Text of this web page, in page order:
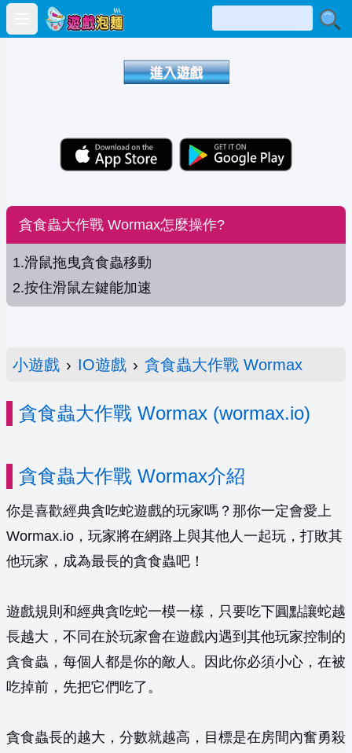
Open main menu
貪食蟲大作戰 Wormax怎麼操作?
1.滑鼠拖曳貪食蟲移動
2.按住滑鼠左鍵能加速
小遊戲 › IO遊戲 › 貪食蟲大作戰 Wormax
貪食蟲大作戰 Wormax (wormax.io)
貪食蟲大作戰 Wormax介紹
你是喜歡經典貪吃蛇遊戲的玩家嗎？那你一定會愛上
Wormax.io，玩家將在網路上與其他人一起玩，打敗其
他玩家，成為最長的貪食蟲吧！
遊戲規則和經典貪吃蛇一模一樣，只要吃下圓點讓蛇越
長越大，不同在於玩家會在遊戲內遇到其他玩家控制的
貪食蟲，每個人都是你的敵人。因此你必須小心，在被
吃掉前，先把它們吃了。
貪食蟲長的越大，分數就越高，目標是在房間內奮勇殺